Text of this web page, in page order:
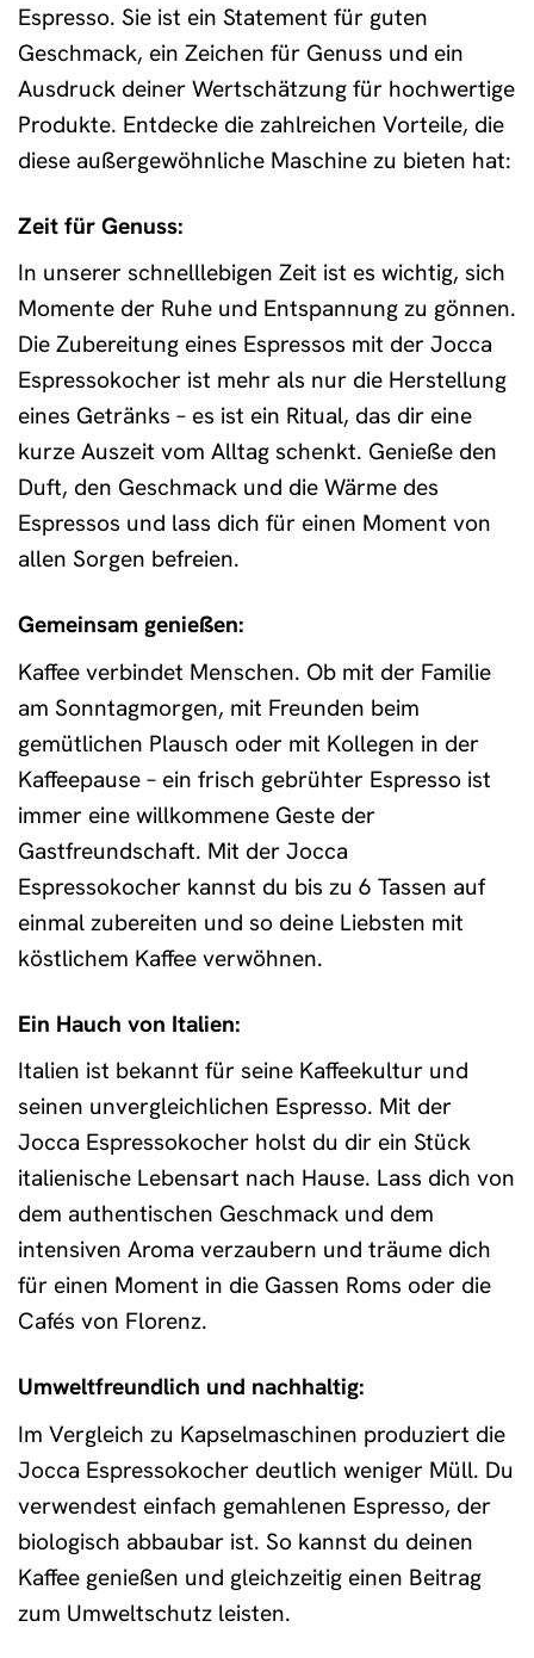
Espresso. Sie ist ein Statement für guten
Geschmack, ein Zeichen für Genuss und ein
Ausdruck deiner Wertschätzung für hochwertige
Produkte. Entdecke die zahlreichen Vorteile, die
diese außergewöhnliche Maschine zu bieten hat:
Zeit für Genuss:
In unserer schnelllebigen Zeit ist es wichtig, sich
Momente der Ruhe und Entspannung zu gönnen.
Die Zubereitung eines Espressos mit der Jocca
Espressokocher ist mehr als nur die Herstellung
eines Getränks – es ist ein Ritual, das dir eine
kurze Auszeit vom Alltag schenkt. Genieße den
Duft, den Geschmack und die Wärme des
Espressos und lass dich für einen Moment von
allen Sorgen befreien.
Gemeinsam genießen:
Kaffee verbindet Menschen. Ob mit der Familie
am Sonntagmorgen, mit Freunden beim
gemütlichen Plausch oder mit Kollegen in der
Kaffeepause – ein frisch gebrühter Espresso ist
immer eine willkommene Geste der
Gastfreundschaft. Mit der Jocca
Espressokocher kannst du bis zu 6 Tassen auf
einmal zubereiten und so deine Liebsten mit
köstlichem Kaffee verwöhnen.
Ein Hauch von Italien:
Italien ist bekannt für seine Kaffeekultur und
seinen unvergleichlichen Espresso. Mit der
Jocca Espressokocher holst du dir ein Stück
italienische Lebensart nach Hause. Lass dich von
dem authentischen Geschmack und dem
intensiven Aroma verzaubern und träume dich
für einen Moment in die Gassen Roms oder die
Cafés von Florenz.
Umweltfreundlich und nachhaltig:
Im Vergleich zu Kapselmaschinen produziert die
Jocca Espressokocher deutlich weniger Müll. Du
verwendest einfach gemahlenen Espresso, der
biologisch abbaubar ist. So kannst du deinen
Kaffee genießen und gleichzeitig einen Beitrag
zum Umweltschutz leisten.